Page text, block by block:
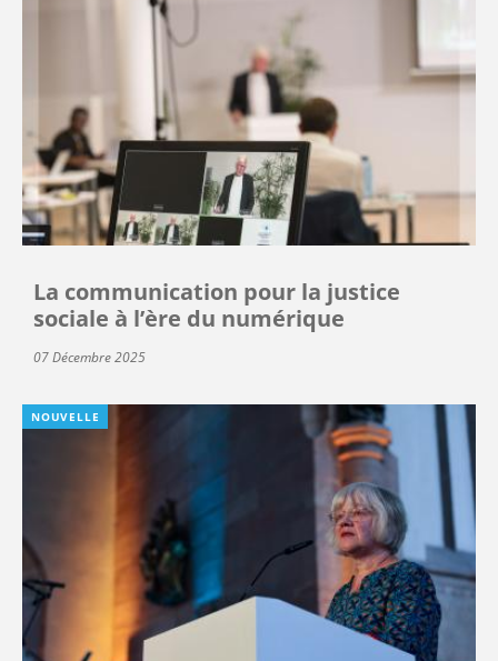
La communication pour la justice
sociale à l’ère du numérique
07 Décembre 2025
NOUVELLE